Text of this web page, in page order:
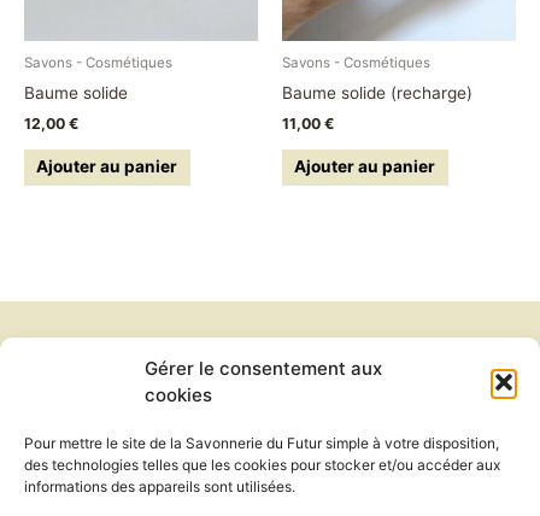
Gérer le consentement aux
cookies
Pour mettre le site de la Savonnerie du Futur simple à votre disposition,
des technologies telles que les cookies pour stocker et/ou accéder aux
informations des appareils sont utilisées.
Savons - Cosmétiques
Baume solide
12,00 €
Ajouter au panier
Savons - Cosmétiques
Baume solide (recharge)
11,00 €
Ajouter au panier
Newsletter
Conditions générales de vente
Politique de cookies
Mentions légales